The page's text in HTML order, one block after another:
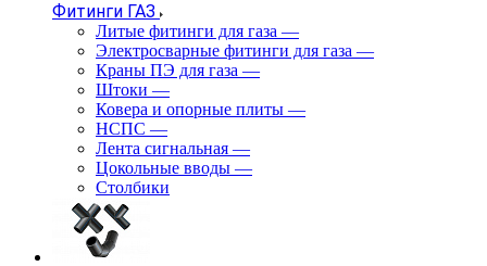
Фитинги ГАЗ
Литые фитинги для газа —
Электросварные фитинги для газа —
Краны ПЭ для газа —
Штоки —
Ковера и опорные плиты —
НСПС —
Лента сигнальная —
Цокольные вводы —
Столбики